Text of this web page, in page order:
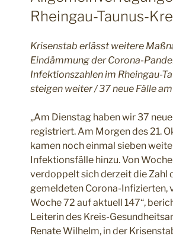
Rheingau-Taunus-
Krisenstab erlässt weitere
Eindämmung der Corona-
Infektionszahlen im Rheingau-
steigen weiter / 37 neue Fälle
„Am Dienstag haben wir 37
registriert. Am Morgen des 21.
kamen noch einmal sieben
Infektionsfälle hinzu. Von
verdoppelt sich derzeit die Zahl
gemeldeten Corona-Infizierten,
Woche 72 auf aktuell 147“,
Leiterin des Kreis-
Renate Wilhelm, in der